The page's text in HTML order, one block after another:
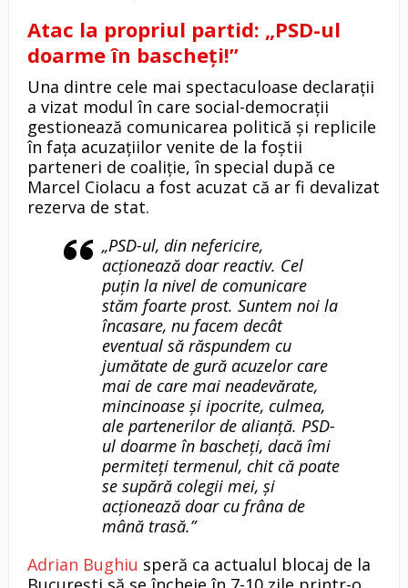
Atac la propriul partid: „PSD-ul
doarme în bascheți!”
Una dintre cele mai spectaculoase declarații
a vizat modul în care social-democrații
gestionează comunicarea politică și replicile
în fața acuzațiilor venite de la foștii
parteneri de coaliție, în special după ce
Marcel Ciolacu a fost acuzat că ar fi devalizat
rezerva de stat.
„PSD-ul, din nefericire,
acționează doar reactiv. Cel
puțin la nivel de comunicare
stăm foarte prost. Suntem noi la
încasare, nu facem decât
eventual să răspundem cu
jumătate de gură acuzelor care
mai de care mai neadevărate,
mincinoase și ipocrite, culmea,
ale partenerilor de alianță. PSD-
ul doarme în bascheți, dacă îmi
permiteți termenul, chit că poate
se supără colegii mei, și
acționează doar cu frâna de
mână trasă.”
Adrian Bughiu speră ca actualul blocaj de la